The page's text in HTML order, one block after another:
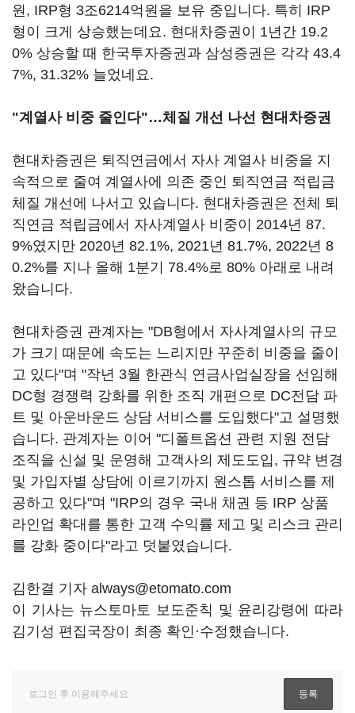
원, IRP형 3조6214억원을 보유 중입니다. 특히 IRP
형이 크게 상승했는데요. 현대차증권이 1년간 19.2
0% 상승할 때 한국투자증권과 삼성증권은 각각 43.4
7%, 31.32% 늘었네요.
"계열사 비중 줄인다"…체질 개선 나선 현대차증권
현대차증권은 퇴직연금에서 자사 계열사 비중을 지
속적으로 줄여 계열사에 의존 중인 퇴직연금 적립금
체질 개선에 나서고 있습니다. 현대차증권은 전체 퇴
직연금 적립금에서 자사계열사 비중이 2014년 87.
9%였지만 2020년 82.1%, 2021년 81.7%, 2022년 8
0.2%를 지나 올해 1분기 78.4%로 80% 아래로 내려
왔습니다.
현대차증권 관계자는 "DB형에서 자사계열사의 규모
가 크기 때문에 속도는 느리지만 꾸준히 비중을 줄이
고 있다"며 "작년 3월 한관식 연금사업실장을 선임해
DC형 경쟁력 강화를 위한 조직 개편으로 DC전담 파
트 및 아운바운드 상담 서비스를 도입했다"고 설명했
습니다. 관계자는 이어 "디폴트옵션 관련 지원 전담
조직을 신설 및 운영해 고객사의 제도도입, 규약 변경
및 가입자별 상담에 이르기까지 원스톱 서비스를 제
공하고 있다"며 "IRP의 경우 국내 채권 등 IRP 상품
라인업 확대를 통한 고객 수익률 제고 및 리스크 관리
를 강화 중이다"라고 덧붙였습니다.
김한결 기자 always@etomato.com
이 기사는 뉴스토마토 보도준칙 및 윤리강령에 따라
김기성 편집국장이 최종 확인·수정했습니다.